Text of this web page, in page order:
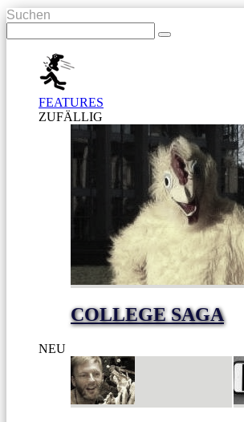
Suchen
FEATURES
ZUFÄLLIG
COLLEGE SAGA
NEU